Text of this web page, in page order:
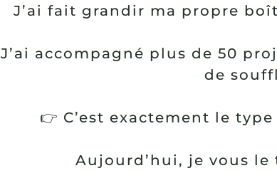
J’ai fait grandir ma propre
J’ai accompagné plus de 50
de
👉 C’est exactement le
Aujourd’hui, je vous le